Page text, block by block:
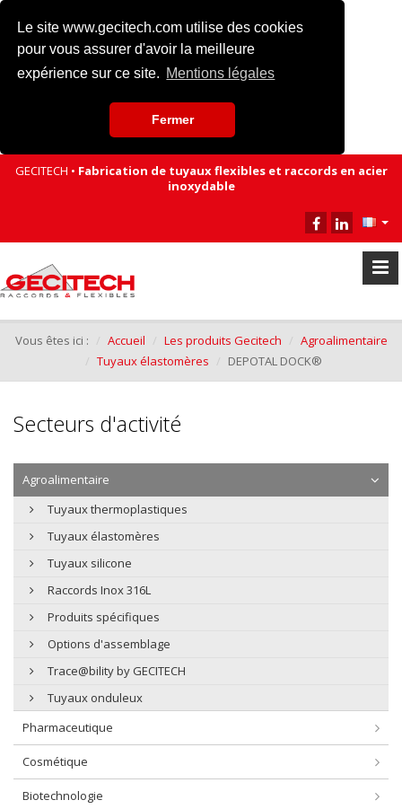
Le site www.gecitech.com utilise des cookies
pour vous assurer d'avoir la meilleure
expérience sur ce site. Mentions légales
Fermer
GECITECH • Fabrication de tuyaux flexibles et raccords en acier
inoxydable
Vous êtes ici : Accueil Les produits Gecitech
Agroalimentaire
Tuyaux élastomères
DEPOTAL DOCK®
Secteurs d'activité
Agroalimentaire
Tuyaux thermoplastiques
Tuyaux élastomères
Tuyaux silicone
Raccords Inox 316L
Produits spécifiques
Options d'assemblage
Trace@bility by GECITECH
Tuyaux onduleux
Pharmaceutique
Cosmétique
Biotechnologie